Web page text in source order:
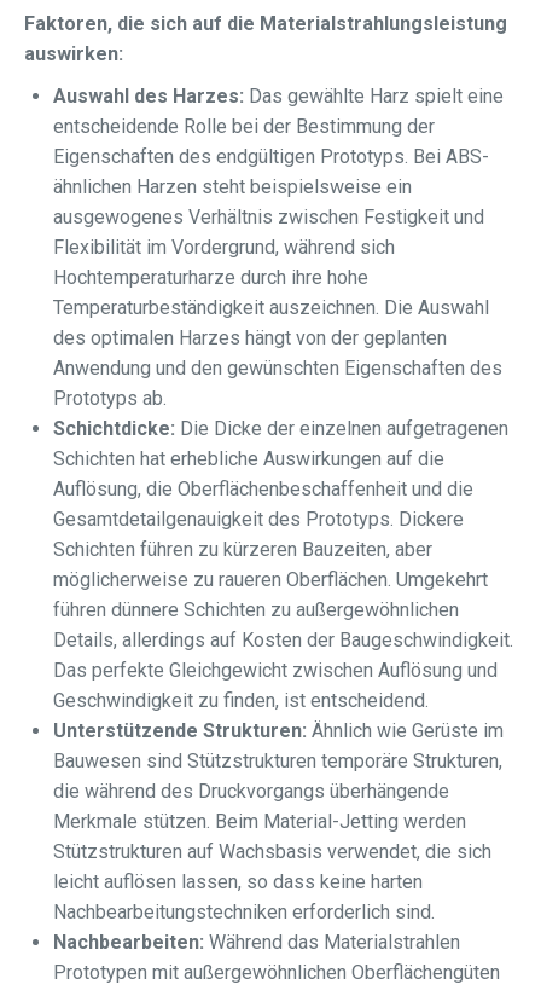
Faktoren, die sich auf die Materialstrahlungsleistung
auswirken:
Auswahl des Harzes: Das gewählte Harz spielt eine
entscheidende Rolle bei der Bestimmung der
Eigenschaften des endgültigen Prototyps. Bei ABS-
ähnlichen Harzen steht beispielsweise ein
ausgewogenes Verhältnis zwischen Festigkeit und
Flexibilität im Vordergrund, während sich
Hochtemperaturharze durch ihre hohe
Temperaturbeständigkeit auszeichnen. Die Auswahl
des optimalen Harzes hängt von der geplanten
Anwendung und den gewünschten Eigenschaften des
Prototyps ab.
Schichtdicke: Die Dicke der einzelnen aufgetragenen
Schichten hat erhebliche Auswirkungen auf die
Auflösung, die Oberflächenbeschaffenheit und die
Gesamtdetailgenauigkeit des Prototyps. Dickere
Schichten führen zu kürzeren Bauzeiten, aber
möglicherweise zu raueren Oberflächen. Umgekehrt
führen dünnere Schichten zu außergewöhnlichen
Details, allerdings auf Kosten der Baugeschwindigkeit.
Das perfekte Gleichgewicht zwischen Auflösung und
Geschwindigkeit zu finden, ist entscheidend.
Unterstützende Strukturen: Ähnlich wie Gerüste im
Bauwesen sind Stützstrukturen temporäre Strukturen,
die während des Druckvorgangs überhängende
Merkmale stützen. Beim Material-Jetting werden
Stützstrukturen auf Wachsbasis verwendet, die sich
leicht auflösen lassen, so dass keine harten
Nachbearbeitungstechniken erforderlich sind.
Nachbearbeiten: Während das Materialstrahlen
Prototypen mit außergewöhnlichen Oberflächengüten